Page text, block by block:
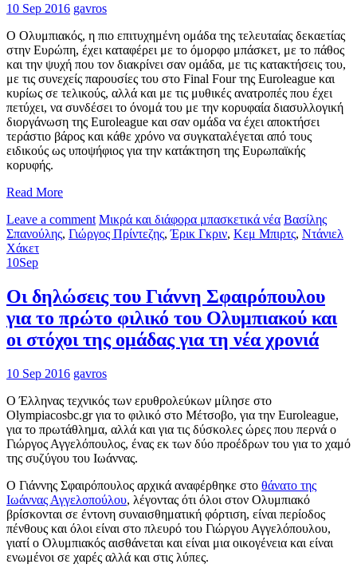
10 Sep 2016 gavros
Ο Ολυμπιακός, η πιο επιτυχημένη ομάδα της τελευταίας δεκαετίας
στην Ευρώπη, έχει καταφέρει με το όμορφο μπάσκετ, με το πάθος
και την ψυχή που τον διακρίνει σαν ομάδα, με τις κατακτήσεις του,
με τις συνεχείς παρουσίες του στο Final Four της Euroleague και
κυρίως σε τελικούς, αλλά και με τις μυθικές ανατροπές που έχει
πετύχει, να συνδέσει το όνομά του με την κορυφαία διασυλλογική
διοργάνωση της Euroleague και σαν ομάδα να έχει αποκτήσει
τεράστιο βάρος και κάθε χρόνο να συγκαταλέγεται από τους
ειδικούς ως υποψήφιος για την κατάκτηση της Ευρωπαϊκής
κορυφής.
Read More
Leave a comment Μικρά και διάφορα μπασκετικά νέα Βασίλης
Σπανούλης, Γιώργος Πρίντεζης,Έρικ Γκριν, Κεμ Μπιρτς, Ντάνιελ
Χάκετ
10Sep
Οι δηλώσεις του Γιάννη Σφαιρόπουλου
για το πρώτο φιλικό του Ολυμπιακού και
οι στόχοι της ομάδας για τη νέα χρονιά
10 Sep 2016 gavros
Ο Έλληνας τεχνικός των ερυθρολεύκων μίλησε στο
Olympiacosbc.gr για το φιλικό στο Μέτσοβο, για την Euroleague,
για το πρωτάθλημα, αλλά και για τις δύσκολες ώρες που περνά ο
Γιώργος Αγγελόπουλος, ένας εκ των δύο προέδρων του για το χαμό
της συζύγου του Ιωάννας.
Ο Γιάννης Σφαιρόπουλος αρχικά αναφέρθηκε στο θάνατο της
Ιωάννας Αγγελοπούλου, λέγοντας ότι όλοι στον Ολυμπιακό
βρίσκονται σε έντονη συναισθηματική φόρτιση, είναι περίοδος
πένθους και όλοι είναι στο πλευρό του Γιώργου Αγγελόπουλου,
γιατί ο Ολυμπιακός αισθάνεται και είναι μια οικογένεια και είναι
ενωμένοι σε χαρές αλλά και στις λύπες.